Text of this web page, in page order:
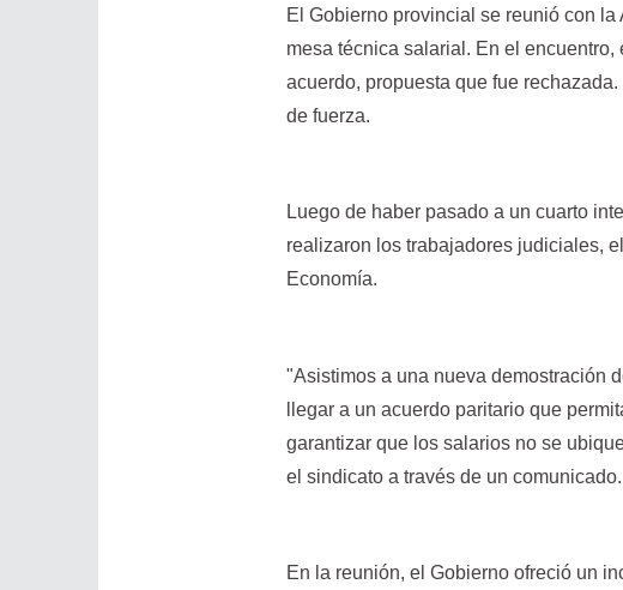
El Gobierno provincial se reunió con
mesa técnica salarial. En el
acuerdo, propuesta que fue
de fuerza.
Luego de haber pasado a un cuarto
realizaron los trabajadores judiciales,
Economía.
"Asistimos a una nueva demostración
llegar a un acuerdo paritario que
garantizar que los salarios no se
el sindicato a través de un comunicado.
En la reunión, el Gobierno ofreció un